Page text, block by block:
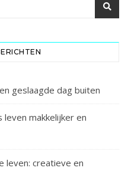
geslaagde dag buiten
leven makkelijker en
leven: creatieve en